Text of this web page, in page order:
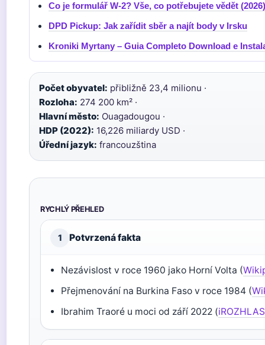
Co je formulář W-2? Vše, co potřebujete vědět (2026)
DPD Pickup: Jak zařídit sběr a najít body v Irsku
Kroniki Myrtany – Guia Completo Download e
Počet obyvatel: přibližně 23,4 milionu ·
Rozloha: 274 200 km² ·
Hlavní město: Ouagadougou ·
HDP (2022): 16,226 miliardy USD ·
Úřední jazyk: francouzština
RYCHLÝ PŘEHLED
1 Potvrzená fakta
Nezávislost v roce 1960 jako Horní Volta (
Přejmenování na Burkina Faso v roce 1984 (
Ibrahim Traoré u moci od září 2022 (iROZHLAS